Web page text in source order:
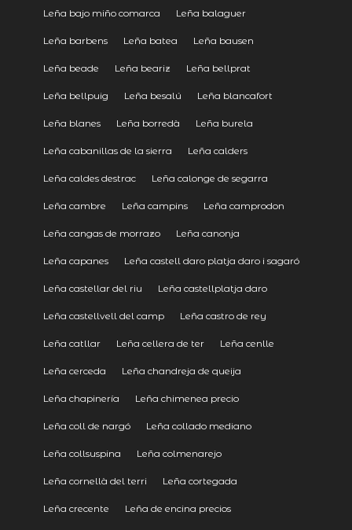
Leña bajo miño comarca Leña balaguer
Leña barbens Leña batea Leña bausen
Leña beade Leña beariz Leña bellprat
Leña bellpuig Leña besalú Leña blancafort
Leña blanes Leña borredà Leña burela
Leña cabanillas de la sierra Leña calders
Leña caldes destrac Leña calonge de segarra
Leña cambre Leña campins Leña camprodon
Leña cangas de morrazo Leña canonja
Leña capanes Leña castell daro platja daro i sagaró
Leña castellar del riu Leña castellplatja daro
Leña castellvell del camp Leña castro de rey
Leña catllar Leña cellera de ter Leña cenlle
Leña cerceda Leña chandreja de queija
Leña chapinería Leña chimenea precio
Leña coll de nargó Leña collado mediano
Leña collsuspina Leña colmenarejo
Leña cornellà del terri Leña cortegada
Leña crecente Leña de encina precios